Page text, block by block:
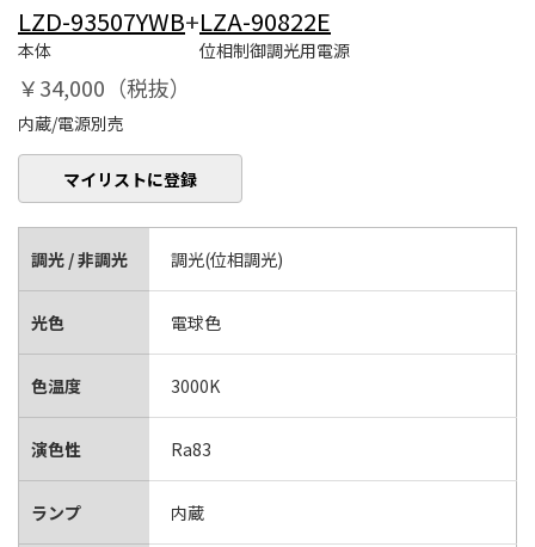
LZD-93507YWB+
本体
LZA-90822E
位相制御調光用電源
￥34,000（税抜）
内蔵/電源別売
マイリストに登録
調光 / 非調光 調光(位相調光)
光色 電球色
色温度 3000K
演色性 Ra83
ランプ 内蔵